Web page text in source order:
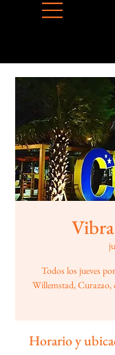
Todos los jueves
Willemstad, Curazao,
Horario y